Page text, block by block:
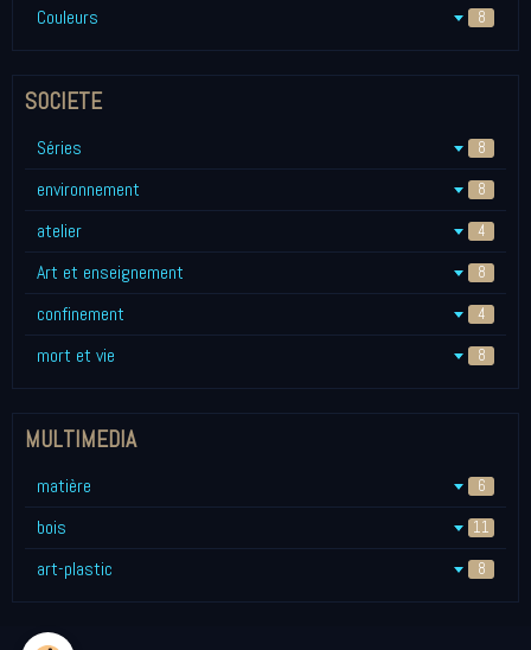
Couleurs 8
SOCIETE
Séries 8
environnement 8
atelier 4
Art et enseignement 8
confinement 4
mort et vie 8
MULTIMEDIA
matière 6
bois 11
art-plastic 8